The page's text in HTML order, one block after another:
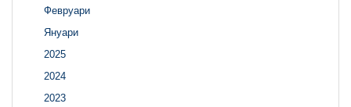
Февруари
Януари
2025
2024
2023